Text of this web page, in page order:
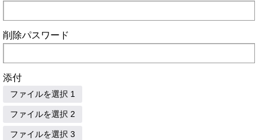
削除パスワード
添付
ファイルを選択 1
ファイルを選択 2
ファイルを選択 3